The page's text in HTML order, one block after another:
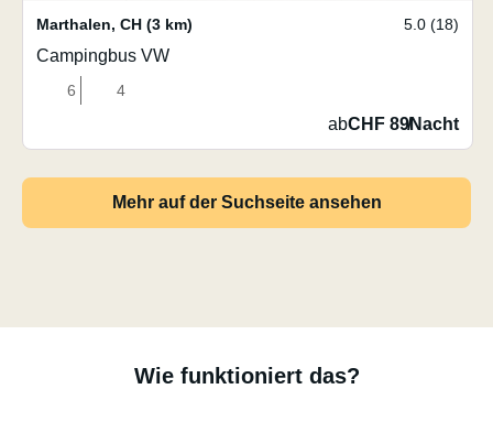
Marthalen, CH (3 km) 5.0 (18)
Campingbus VW
6 4
abCHF 89/Nacht
Mehr auf der Suchseite ansehen
Wie funktioniert das?